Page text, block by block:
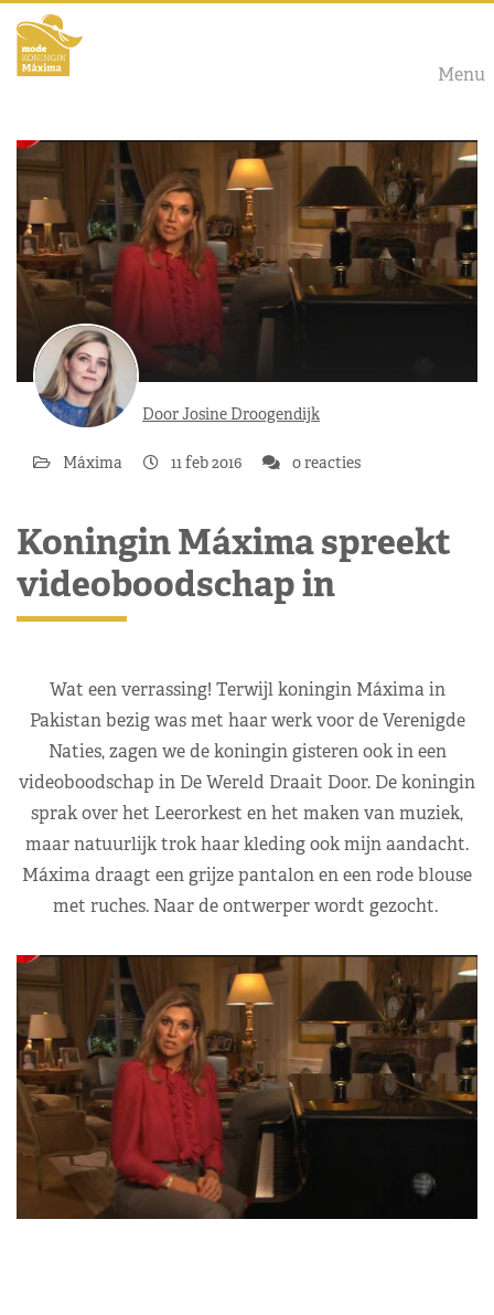
Menu
Door Josine Droogendijk
Máxima 11 feb 2016 0 reacties
Koningin Máxima spreekt
videoboodschap in
Wat een verrassing! Terwijl koningin Máxima in
Pakistan bezig was met haar werk voor de Verenigde
Naties, zagen we de koningin gisteren ook in een
videoboodschap in De Wereld Draait Door. De koningin
sprak over het Leerorkest en het maken van muziek,
maar natuurlijk trok haar kleding ook mijn aandacht.
Máxima draagt een grijze pantalon en een rode blouse
met ruches. Naar de ontwerper wordt gezocht.